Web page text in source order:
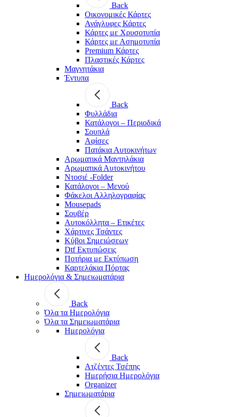
Back
Οικονομικές Κάρτες
Ανάγλυφες Κάρτες
Κάρτες με Χρυσοτυπία
Κάρτες με Ασημοτυπία
Premium Κάρτες
Πλαστικές Κάρτες
Μαγνητάκια
Έντυπα
Back
Φυλλάδια
Κατάλογοι – Περιοδικά
Σουπλά
Αφίσες
Πατάκια Αυτοκινήτων
Αρωματικά Μαντηλάκια
Αρωματικά Αυτοκινήτου
Ντοσιέ -Folder
Κατάλογοι – Μενού
Φάκελοι Αλληλογραφίας
Mousepads
Σουβέρ
Αυτοκόλλητα – Ετικέτες
Χάρτινες Τσάντες
Κύβοι Σημειώσεων
Dtf Εκτυπώσεις
Ποτήρια με Εκτύπωση
Καρτελάκια Πόρτας
Ημερολόγια & Σημειωματάρια
Back
Όλα τα Ημερολόγια
Όλα τα Σημειωματάρια
Ημερολόγια
Back
Ατζέντες Τσέπης
Ημερήσια Ημερολόγια
Organizer
Σημειωματάρια